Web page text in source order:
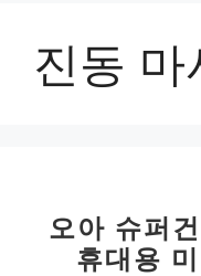
진동 마
오아 슈퍼
휴대용